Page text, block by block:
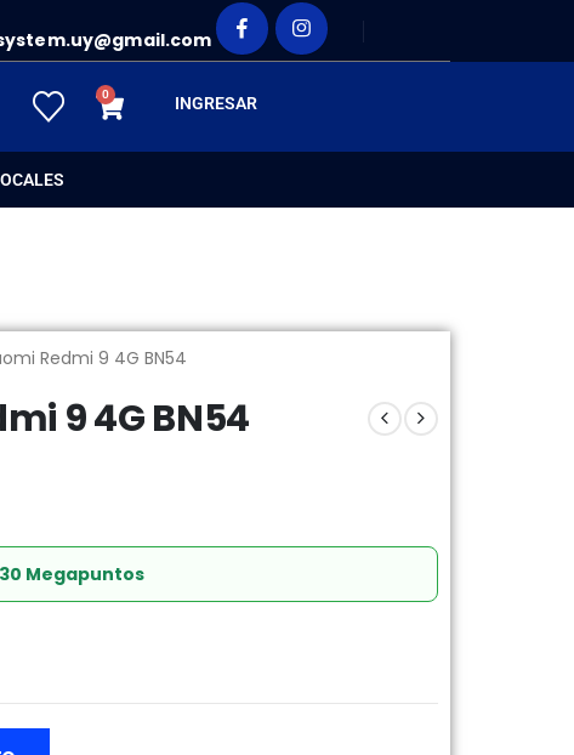
0 INGRESAR
Redmi 9 4G BN54
9 4G BN54
30 Megapuntos